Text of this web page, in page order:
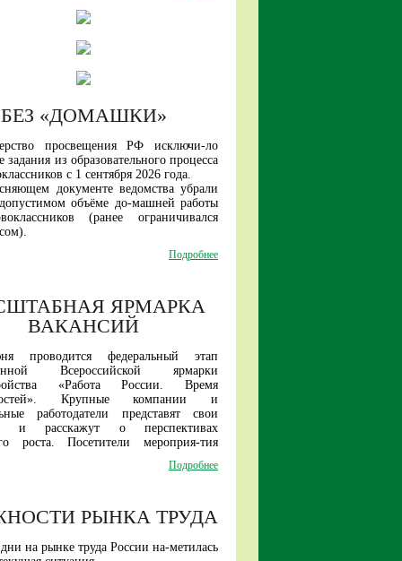
БЕЗ «ДОМАШКИ»
просвещения РФ исключи-ло
из образовательного процесса
с 1 сентября 2026 года.
документе ведомства убрали
объёме до-машней работы
(ранее ограничивался
стратегии развития образова-ния по
в первых классах российских школ
проходить без домашней нагрузки.
Подробнее
ЯРМАРКА
ВАКАНСИЙ
проводится федеральный этап
Всероссийской ярмарки
«Работа России. Время
». Крупные компании и
работодатели представят свои
и расскажут о перспективах
роста. Посетители мероприя-тия
соиска-телей.
многие предприятия принимают на
обучение в собственных учебных
иногородним предоста-вляют жилье
Подробнее
РЫНКА ТРУДА
на рынке труда России на-метилась